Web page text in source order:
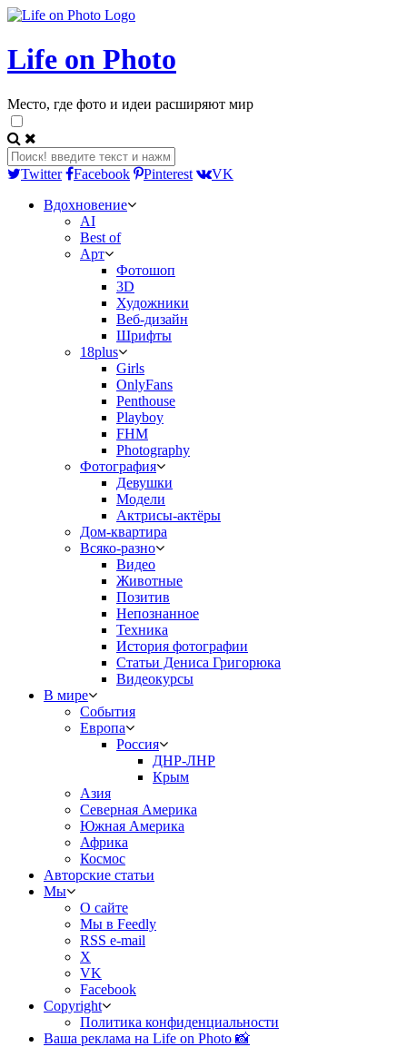
Life on Photo
Место, где фото и идеи расширяют мир
Twitter Facebook Pinterest
VK
Вдохновение
AI
Best of
Арт
Фотошоп
3D
Художники
Веб-дизайн
Шрифты
18plus
Girls
OnlyFans
Penthouse
Playboy
FHM
Photography
Фотография
Девушки
Модели
Актрисы-актёры
Дом-квартира
Всяко-разно
Видео
Животные
Позитив
Непознанное
Техника
История фотографии
Статьи Дениса Григорюка
Видеокурсы
В мире
События
Европа
Россия
ДНР-ЛНР
Крым
Азия
Северная Америка
Южная Америка
Африка
Космос
Авторские статьи
Мы
О сайте
Мы в Feedly
RSS e-mail
X
VK
Facebook
Copyright
Политика конфиденциальности
Ваша реклама на Life on Photo 📸